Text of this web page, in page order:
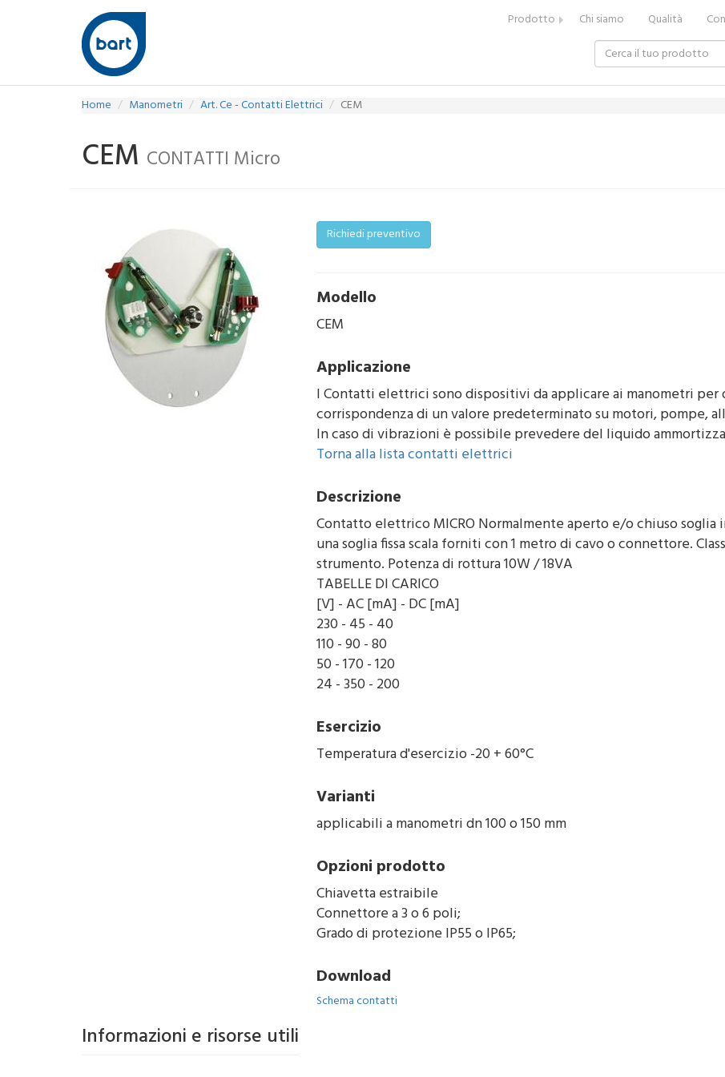
Prodotto Chi siamo Qualità
Home Manometri Art. Ce - Contatti Elettrici CEM
CEM CONTATTI Micro
Richiedi preventivo
Modello
CEM
Applicazione
I Contatti elettrici sono dispositivi da applicare ai manometri
corrispondenza di un valore predeterminato su motori, pompe,
In caso di vibrazioni è possibile prevedere del liquido
Torna alla lista contatti elettrici
Descrizione
Contatto elettrico MICRO Normalmente aperto e/o chiuso
una soglia fissa scala forniti con 1 metro di cavo o connettore.
strumento. Potenza di rottura 10W / 18VA
TABELLE DI CARICO
[V] - AC [mA] - DC [mA]
230 - 45 - 40
110 - 90 - 80
50 - 170 - 120
24 - 350 - 200
Esercizio
Temperatura d'esercizio -20 + 60°C
Varianti
applicabili a manometri dn 100 o 150 mm
Opzioni prodotto
Chiavetta estraibile
Connettore a 3 o 6 poli;
Grado di protezione IP55 o IP65;
Download
Schema contatti
Informazioni e risorse utili